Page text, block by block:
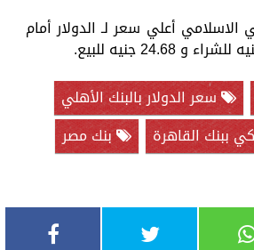
أعلي سعر لـ الدولار أمام
سعر الدولار بالبنك الأهلي
ببنك القاهرة
بنك مصر